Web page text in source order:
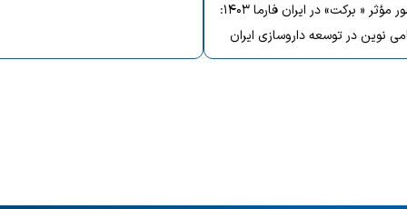
حضور مؤثر « برکت» در ایران فارما ۱۴۰۳:
نوین در توسعه داروسازی ایران